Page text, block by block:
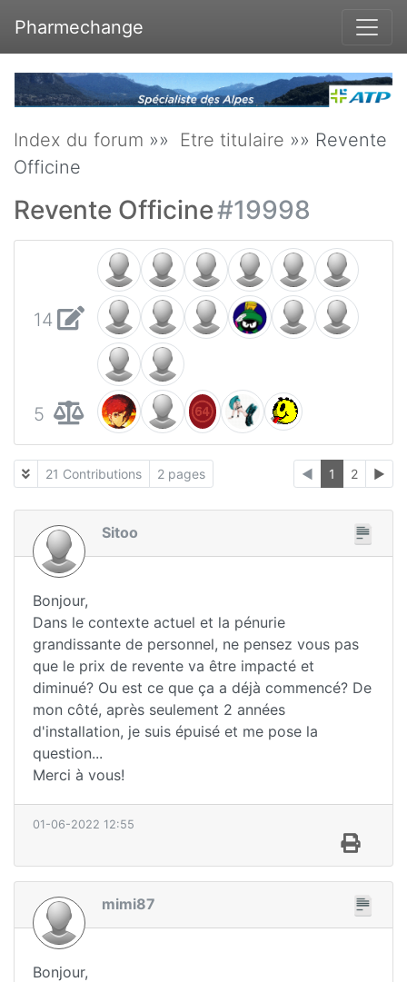
Pharmechange
Index du forum »» Etre titulaire »» Revente
Officine
Revente Officine#19998
14
5
21 Contributions 2 pages ◄ 1 2 ►
Sitoo
Bonjour,
Dans le contexte actuel et la pénurie
grandissante de personnel, ne pensez vous pas
que le prix de revente va être impacté et
diminué? Ou est ce que ça a déjà commencé? De
mon côté, après seulement 2 années
d'installation, je suis épuisé et me pose la
question...
Merci à vous!
01-06-2022 12:55
mimi87
Bonjour,